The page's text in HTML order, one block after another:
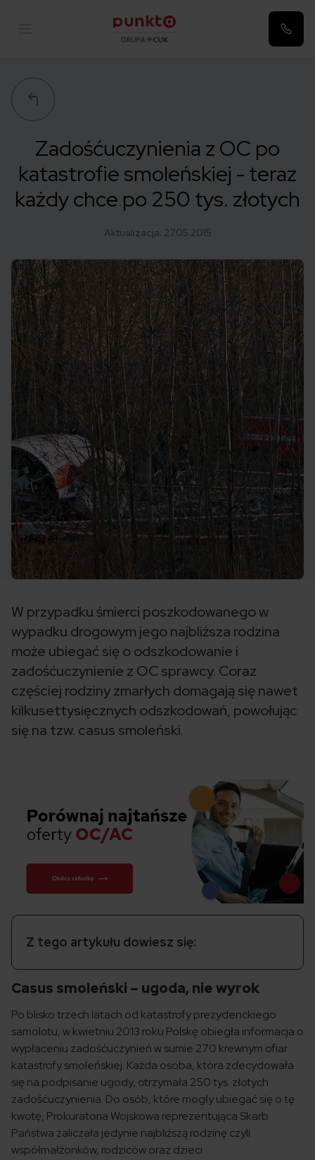
Zadośćuczynienia z OC po
katastrofie smoleńskiej - teraz
każdy chce po 250 tys. złotych
Aktualizacja: 27.05.2015
W przypadku śmierci poszkodowanego w
wypadku drogowym jego najbliższa rodzina
może ubiegać się o odszkodowanie i
zadośćuczynienie z OC sprawcy. Coraz
częściej rodziny zmarłych domagają się nawet
kilkusettysięcznych odszkodowań, powołując
się na tzw. casus smoleński.
Z tego artykułu dowiesz się:
Casus smoleński – ugoda, nie wyrok
Po blisko trzech latach od katastrofy prezydenckiego
samolotu, w kwietniu 2013 roku Polskę obiegła informacja o
wypłaceniu zadośćuczynień w sumie 270 krewnym ofiar
katastrofy smoleńskiej. Każda osoba, która zdecydowała
się na podpisanie ugody, otrzymała 250 tys. złotych
zadośćuczynienia. Do osób, które mogły ubiegać się o tę
kwotę, Prokuratoria Wojskowa reprezentująca Skarb
Państwa zaliczała jedynie najbliższą rodzinę czyli
współmałżonków, rodziców oraz dzieci.